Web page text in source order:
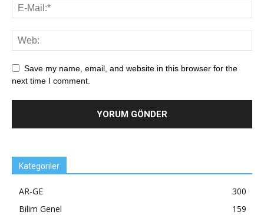
Save my name, email, and website in this browser for the
next time I comment.
Kategoriler
AR-GE
300
Bilim Genel
159